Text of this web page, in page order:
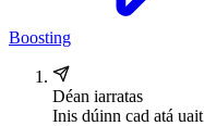
Boosting
Déan iarratas
Inis dúinn cad atá uait